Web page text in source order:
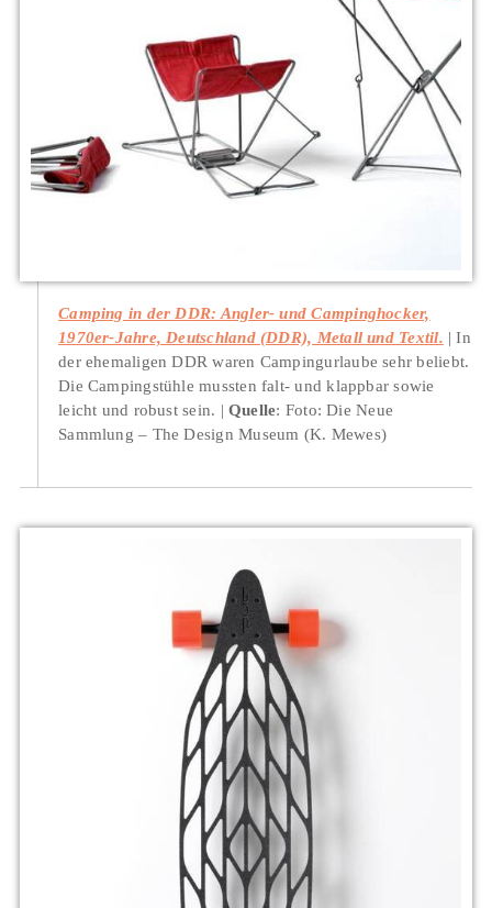
Camping in der DDR: Angler- und Campinghocker,
1970er-Jahre, Deutschland (DDR), Metall und Textil.
In
der ehemaligen DDR waren Campingurlaube sehr beliebt.
Die Campingstühle mussten falt- und klappbar sowie
leicht und robust sein.
Quelle: Foto: Die Neue
Sammlung – The Design Museum (K. Mewes)